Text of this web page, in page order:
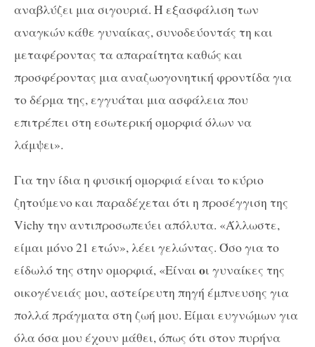
αναβλύζει μια σιγουριά. Η εξασφάλιση των
αναγκών κάθε γυναίκας, συνοδεύοντάς τη και
μεταφέροντας τα απαραίτητα καθώς και
προσφέροντας μια αναζωογονητική φροντίδα για
το δέρμα της, εγγυάται μια ασφάλεια που
επιτρέπει στη εσωτερική ομορφιά όλων να
λάμψει».
Για την ίδια η φυσική ομορφιά είναι το κύριο
ζητούμενο και παραδέχεται ότι η προσέγγιση της
Vichy την αντιπροσωπεύει απόλυτα. «Άλλωστε,
είμαι μόνο 21 ετών», λέει γελώντας. Όσο για το
είδωλό της στην ομορφιά, «Είναι οι γυναίκες της
οικογένειάς μου, αστείρευτη πηγή έμπνευσης για
πολλά πράγματα στη ζωή μου. Είμαι ευγνώμων για
όλα όσα μου έχουν μάθει, όπως ότι στον πυρήνα